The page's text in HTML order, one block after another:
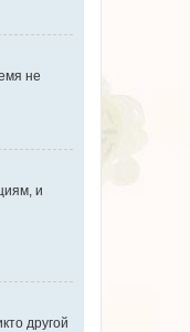
не
и
другой